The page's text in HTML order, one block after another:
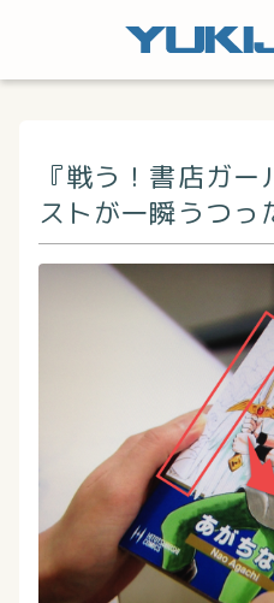
『戦う！書店ガ
ストが一瞬うつっ